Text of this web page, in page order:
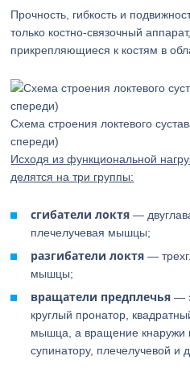
Прочность, гибкость и
только костно-связочный
прикрепляющиеся к костям в
Схема строения локтевого
спереди)
Исходя из функциональной
делятся на три группы:
сгибатели локтя —
плечелучевая мышцы;
разгибатели локтя —
мышцы;
вращатели предплечья —
круглый пронатор,
мышца, а вращение кнаружи
супинатору, плечелучевой и